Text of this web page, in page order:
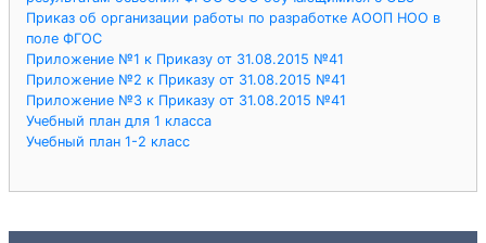
Приказ об организации работы по разработке АООП НОО в
поле ФГОС
Приложение №1 к Приказу от 31.08.2015 №41
Приложение №2 к Приказу от 31.08.2015 №41
Приложение №3 к Приказу от 31.08.2015 №41
Учебный план для 1 класса
Учебный план 1-2 класс